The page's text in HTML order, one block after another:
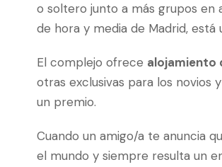
o soltero junto a más grupos en
de hora y media de Madrid, está
El complejo ofrece alojamiento
otras exclusivas para los
un premio.
Cuando un amigo/a te anuncia
el mundo y siempre resulta un